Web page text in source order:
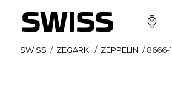
SWISS / ZEGARKI / ZEPPELIN /8666-1